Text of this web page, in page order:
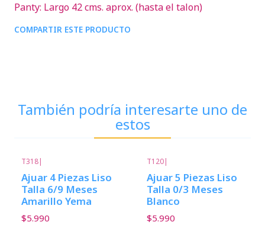
Panty: Largo 42 cms. aprox. (hasta el talon)
COMPARTIR ESTE PRODUCTO
También podría interesarte uno de
estos
T318|
Ajuar 4 Piezas Liso
Talla 6/9 Meses
Amarillo Yema
$5.990
T120|
Ajuar 5 Piezas Liso
Talla 0/3 Meses
Blanco
$5.990